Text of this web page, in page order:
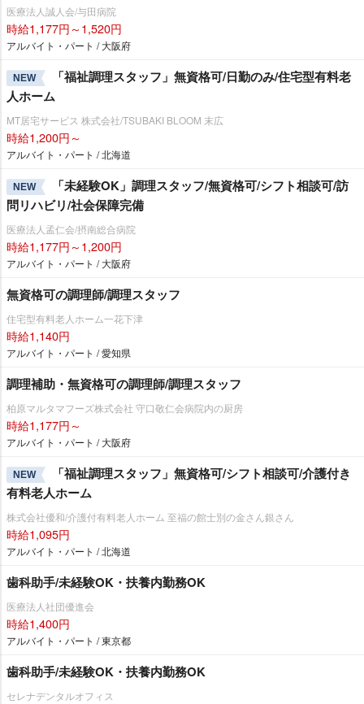
医療法人誠人会/与田病院
時給1,177円～1,520円
アルバイト・パート / 大阪府
NEW
「福祉調理スタッフ」無資格可/日勤のみ/住宅型有料老
人ホーム
MT居宅サービス 株式会社/TSUBAKI BLOOM 末広
時給1,200円～
アルバイト・パート / 北海道
NEW
「未経験OK」調理スタッフ/無資格可/シフト相談可/訪
問リハビリ/社会保障完備
医療法人孟仁会/摂南総合病院
時給1,177円～1,200円
アルバイト・パート / 大阪府
無資格可の調理師/調理スタッフ
住宅型有料老人ホーム一花下津
時給1,140円
アルバイト・パート / 愛知県
調理補助・無資格可の調理師/調理スタッフ
柏原マルタマフーズ株式会社 守口敬仁会病院内の厨房
時給1,177円～
アルバイト・パート / 大阪府
NEW
「福祉調理スタッフ」無資格可/シフト相談可/介護付き
有料老人ホーム
株式会社優和/介護付有料老人ホーム 至福の館士別の金さん銀さん
時給1,095円
アルバイト・パート / 北海道
歯科助手/未経験OK・扶養内勤務OK
医療法人社団優進会
時給1,400円
アルバイト・パート / 東京都
歯科助手/未経験OK・扶養内勤務OK
セレナデンタルオフィス